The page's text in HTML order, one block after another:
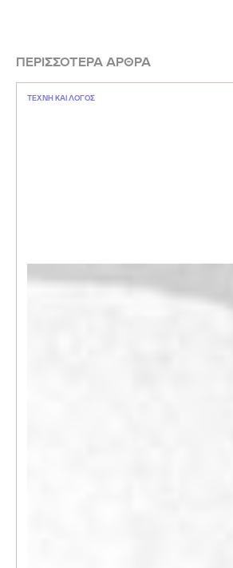
ΠΕΡΙΣΣΟΤΕΡΑ ΑΡΘΡΑ
ΤΕΧΝΗ ΚΑΙ ΛΟΓΟΣ